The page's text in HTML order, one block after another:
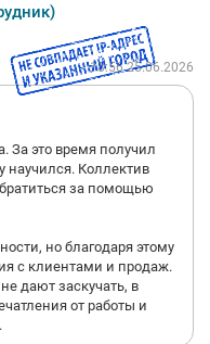
18:56 25.06.2026
За это время получил
научился. Коллектив
за помощью
но благодаря этому
с клиентами и продаж.
дают заскучать, в
от работы и